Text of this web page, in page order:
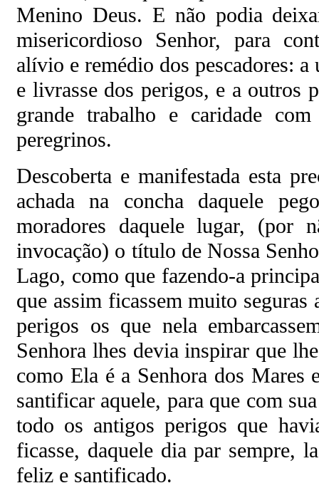
Menino Deus. E não podia
misericordioso Senhor, para
alívio e remédio dos pescadores: a
e livrasse dos perigos, e a outros
grande trabalho e caridade
peregrinos.
Descoberta e manifestada esta
achada na concha daquele
moradores daquele lugar, (por
invocação) o título de Nossa
Lago, como que fazendo-a
que assim ficassem muito
perigos os que nela
Senhora lhes devia inspirar que
como Ela é a Senhora dos Mares
santificar aquele, para que com
todo os antigos perigos que
ficasse, daquele dia par sempre,
feliz e santificado.